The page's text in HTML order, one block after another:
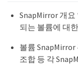
SnapMirror 개요
되는 볼륨에 대
볼륨 SnapMirror
조합 등 각